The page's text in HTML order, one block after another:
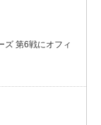
第6戦にオフィ